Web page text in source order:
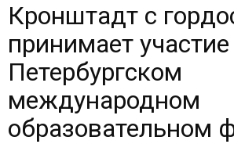
Морской
собор
Кронштадт с
принимает
Петербургском
международном
образовательном